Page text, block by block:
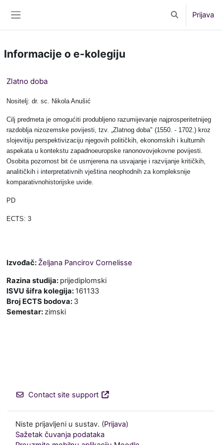
Toggle search
Prijava
Informacije o e-kolegiju
Zlatno doba
Nositelj: dr. sc. Nikola Anušić
Cilj predmeta je omogućiti produbljeno razumijevanje najprosperitetnijeg
razdoblja nizozemske povijesti, tzv. „Zlatnog doba" (1550. - 1702.) kroz
slojevitiju perspektivizaciju njegovih političkih, ekonomskih i kulturnih
aspekata u kontekstu zapadnoeuropske ranonovovjekovne povijesti.
Osobita pozornost bit će usmjerena na usvajanje i razvijanje kritičkih,
analitičkih i interpretativnih vještina neophodnih za kompleksnije
komparativnohistorijske uvide.
PD
ECTS: 3
Izvođač: Željana Pancirov Cornelisse
Razina studija: prijediplomski
ISVU šifra kolegija: 161133
Broj ECTS bodova: 3
Semestar:zimski
Contact site support
Niste prijavljeni u sustav. (Prijava)
Sažetak čuvanja podataka